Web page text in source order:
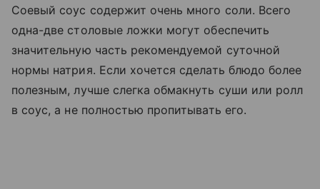
Соевый соус содержит очень много соли. Всего
одна-две столовые ложки могут обеспечить
значительную часть рекомендуемой суточной
нормы натрия. Если хочется сделать блюдо более
полезным, лучше слегка обмакнуть суши или ролл
в соус, а не полностью пропитывать его.